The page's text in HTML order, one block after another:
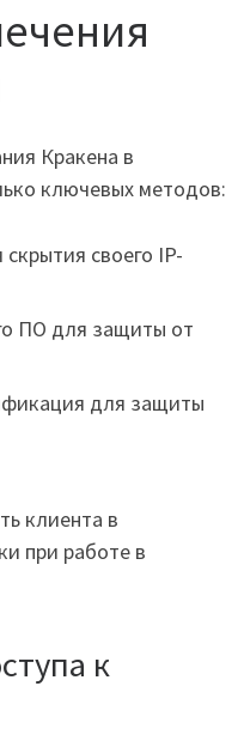
Кракена в
ключевых методов:
своего IP-
ПО для защиты от
для защиты
клиента в
при работе в
к